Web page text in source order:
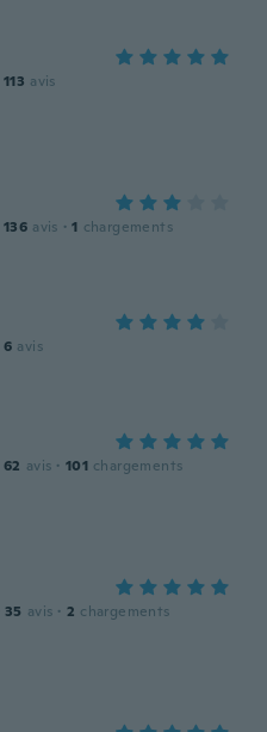
113 avis
136 avis · 1 chargements
6 avis
62 avis · 101 chargements
35 avis · 2 chargements